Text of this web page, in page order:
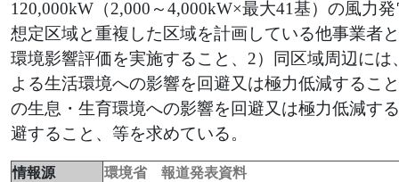
120,000kW（2,000～4,000kW×最大41基）の風力
想定区域と重複した区域を計画している他事業者
環境影響評価を実施すること、2）同区域周辺に
よる生活環境への影響を回避又は極力低減するこ
の生息・生育環境への影響を回避又は極力低減す
避すること、等を求めている。
情報源
環境省 報道発表資料